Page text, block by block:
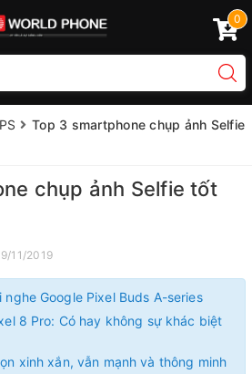
0
Top 3 smartphone chụp ảnh Selfie
chụp ảnh Selfie tốt
11/2019
Google Pixel Buds A-series
8 Pro: Có hay không sự khác biệt
xinh xắn, vẫn mạnh và thông minh